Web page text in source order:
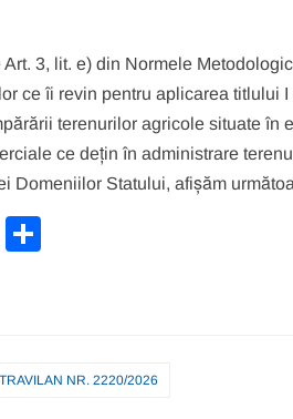
3, lit. e) din Normele
ce îi revin pentru aplicarea titlului
terenurilor agricole situate în
ce dețin în administrare
Domeniilor Statului, afișăm
E
a NR. 2220/2026